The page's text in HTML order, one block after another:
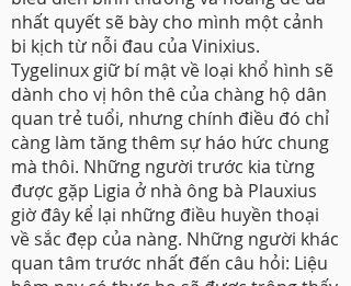
nhất quyết sẽ bày cho mình một cảnh
bi kịch từ nỗi đau của Vinixius.
Tygelinux giữ bí mật về loại khổ hình sẽ
dành cho vị hôn thê của chàng hộ dân
quan trẻ tuổi, nhưng chính điều đó chỉ
càng làm tăng thêm sự háo hức chung
mà thôi. Những người trước kia từng
được gặp Ligia ở nhà ông bà Plauxius
giờ đây kể lại những điều huyền thoại
về sắc đẹp của nàng. Những người khác
quan tâm trước nhất đến câu hỏi: Liệu